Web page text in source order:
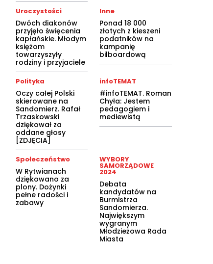
Uroczystości
Dwóch diakonów
przyjęło święcenia
kapłańskie. Młodym
księżom
towarzyszyły
rodziny i przyjaciele
Inne
Ponad 18 000
złotych z kieszeni
podatników na
kampanię
bilboardową
Polityka
Oczy całej Polski
skierowane na
Sandomierz. Rafał
Trzaskowski
dziękował za
oddane głosy
[ZDJĘCIA]
infoTEMAT
#infoTEMAT. Roman
Chyła: Jestem
pedagogiem i
mediewistą
Społeczeństwo
W Rytwianach
dziękowano za
plony. Dożynki
pełne radości i
zabawy
WYBORY
SAMORZĄDOWE
2024
Debata
kandydatów na
Burmistrza
Sandomierza.
Największym
wygranym
Młodzieżowa Rada
Miasta